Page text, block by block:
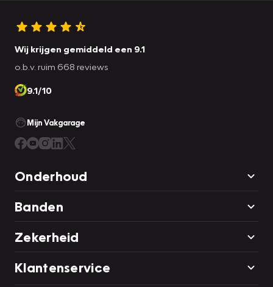
Wij krijgen gemiddeld een 9.1
o.b.v. ruim 668 reviews
9.1/10
Mijn Vakgarage
Onderhoud
Banden
Zekerheid
Klantenservice